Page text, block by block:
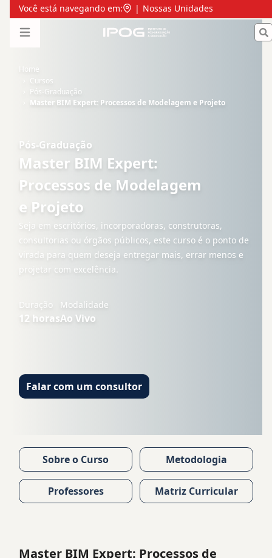
Você está navegando em: | Nossas Unidades
Open menu IPOG
Home
Cursos
Pós-Graduação
Master BIM Expert: Processos de Modelagem e Projeto
Pós-Graduação
Master BIM Expert:
Processos de Modelagem
e Projeto
Seja em escritórios, incorporadoras, construtoras,
consultorias ou órgãos públicos, este curso é o ponto de
virada para quem deseja entregar mais, errar menos e
projetar com excelência.
Duração
12 horas
Modalidade
Ao Vivo
Falar com um consultor
Sobre o Curso Metodologia
Professores Matriz Curricular
Master BIM Expert: Processos de
Master BIM Expert: Processos de Modelagem e Projeto